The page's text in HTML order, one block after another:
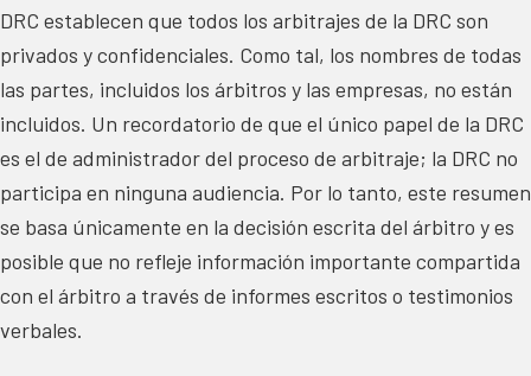
DRC establecen que todos los arbitrajes de la DRC son
privados y confidenciales. Como tal, los nombres de todas
las partes, incluidos los árbitros y las empresas, no están
incluidos. Un recordatorio de que el único papel de la DRC
es el de administrador del proceso de arbitraje; la DRC no
participa en ninguna audiencia. Por lo tanto, este resumen
se basa únicamente en la decisión escrita del árbitro y es
posible que no refleje información importante compartida
con el árbitro a través de informes escritos o testimonios
verbales.